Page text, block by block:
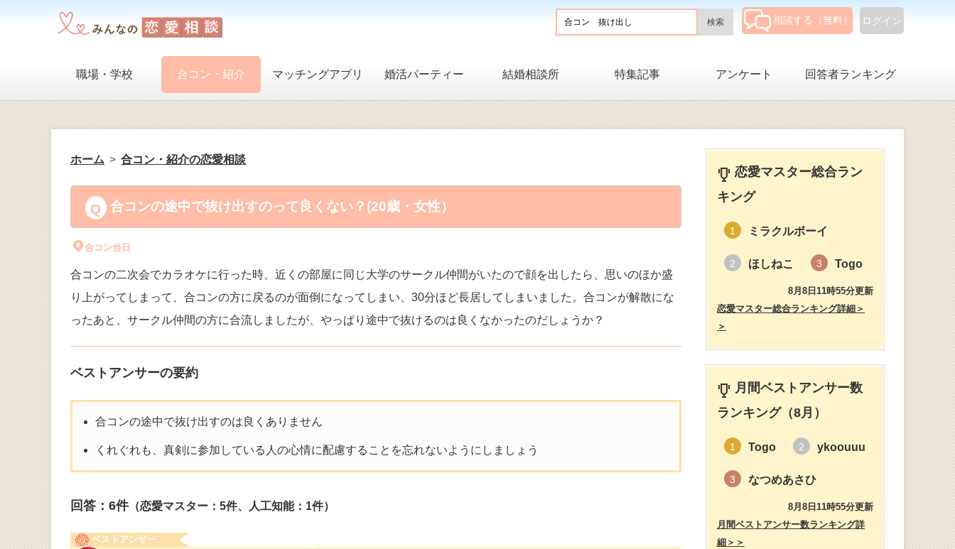
ログイン
相談する（無料）
職場・学校 合コン・紹介 マッチングアプリ 婚活パーティー 結婚相談所 特集記事 アンケート 回答者ランキング
ホーム 合コン・紹介の恋愛相談
合コンの途中で抜け出すのって良くない？(20歳・女性）
合コン当日
合コンの二次会でカラオケに行った時、近くの部屋に同じ大学のサークル仲間がいたので顔を出したら、思いのほか盛
り上がってしまって、合コンの方に戻るのが面倒になってしまい、30分ほど長居してしまいました。合コンが解散にな
ったあと、サークル仲間の方に合流しましたが、やっぱり途中で抜けるのは良くなかったのだしょうか？
ベストアンサーの要約
合コンの途中で抜け出すのは良くありません
くれぐれも、真剣に参加している人の心情に配慮することを忘れないようにしましょう
回答： 6件（恋愛マスター：5件、人工知能：1件）
ベストアンサー
恋愛マスター総合ラン
キング
1 ミラクルボーイ
2 ほしねこ 3 Togo
8月8日11時55分更新
恋愛マスター総合ランキング詳細＞
＞
月間ベストアンサー数
ランキング（8月）
1 Togo 2 ykoouuu
3 なつめあさひ
8月8日11時55分更新
月間ベストアンサー数ランキング詳
細＞＞